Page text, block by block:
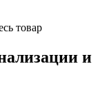
товар
и